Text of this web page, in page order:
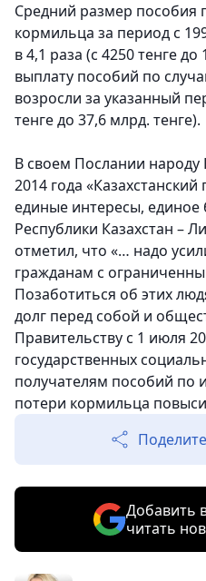
Средний размер пособия
кормильца за период с
в 4,1 раза (с 4250 тенге
выплату пособий по
возросли за указанный
тенге до 37,6 млрд. тенге).
В своем Послании народу
2014 года
единые интересы, единое
Республики Казахстан –
отметил, что «… надо
гражданам с
Позаботиться об этих
долг перед собой и
Правительству с 1 июля
государственных
получателям пособий по
потери кормильца
Добавить
читать